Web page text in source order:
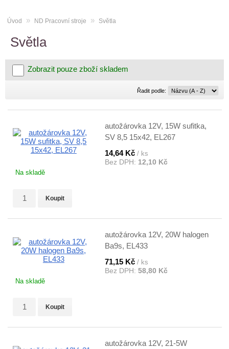
Úvod » ND Pracovní stroje » Světla
Světla
Zobrazit pouze zboží skladem
Řadit podle: Řadit
podle:
autožárovka 12V, 15W sufitka,
SV 8,5 15x42, EL267
14,64 Kč / ks
Bez DPH: 12,10 Kč
Na skladě
Koupit
autožárovka 12V, 20W halogen
Ba9s, EL433
71,15 Kč / ks
Bez DPH: 58,80 Kč
Na skladě
Koupit
autožárovka 12V, 21-5W